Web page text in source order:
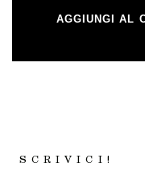
AGGIUNGI AL
SCRIVICI!